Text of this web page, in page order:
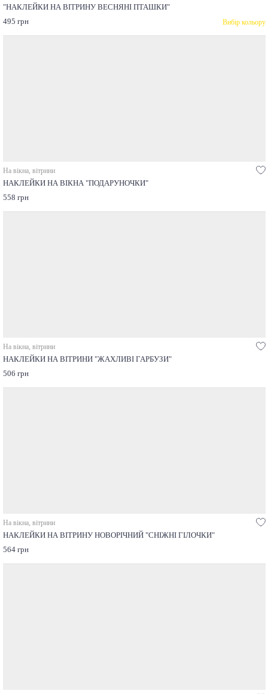
"НАКЛЕЙКИ НА ВІТРИНУ ВЕСНЯНІ ПТАШКИ"
495 грн
Вибір кольору
На вікна, вітрини
НАКЛЕЙКИ НА ВІКНА "ПОДАРУНОЧКИ"
558 грн
На вікна, вітрини
НАКЛЕЙКИ НА ВІТРИНИ "ЖАХЛИВІ ГАРБУЗИ"
506 грн
На вікна, вітрини
НАКЛЕЙКИ НА ВІТРИНУ НОВОРІЧНИЙ "СНІЖНІ ГІЛОЧКИ"
564 грн